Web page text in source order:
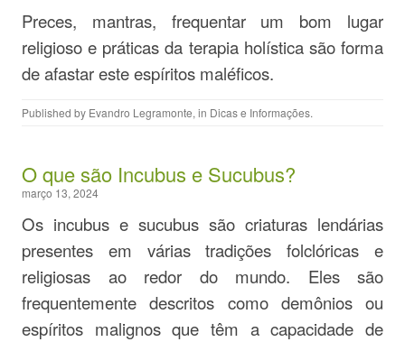
Preces, mantras, frequentar um bom lugar
religioso e práticas da terapia holística são forma
de afastar este espíritos maléficos.
Published by Evandro Legramonte, in Dicas e Informações.
O que são Incubus e Sucubus?
março 13, 2024
Os incubus e sucubus são criaturas lendárias
presentes em várias tradições folclóricas e
religiosas ao redor do mundo. Eles são
frequentemente descritos como demônios ou
espíritos malignos que têm a capacidade de